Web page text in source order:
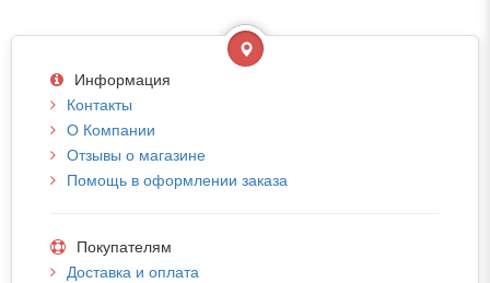
Информация
Контакты
О Компании
Отзывы о магазине
Помощь в оформлении заказа
Покупателям
Доставка и оплата